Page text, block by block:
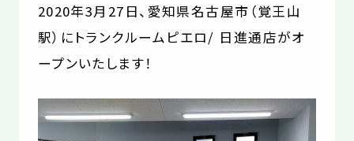
2020年3月27日、愛知県名古屋市（覚王山
駅）にトランクルームピエロ/ 日進通店がオ
ープンいたします！